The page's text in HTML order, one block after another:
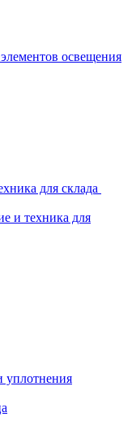
освещения
для склада
и техника для
уплотнения